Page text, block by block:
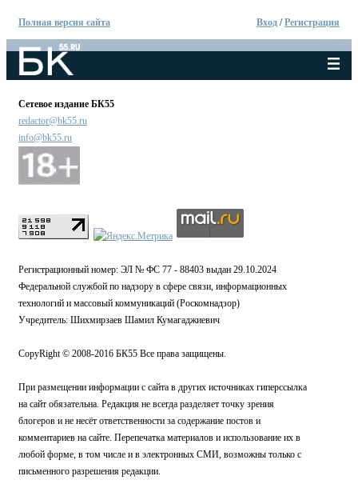
Полная версия сайта Вход /Регистрация
Сетевое издание БК55
redactor@bk55.ru
info@bk55.ru
Регистрационный номер: ЭЛ № ФС 77 - 88403 выдан 29.10.2024
Федеральной службой по надзору в сфере связи, информационных
технологий и массовый коммуникаций (Роскомнадзор)
Учредитель: Шихмирзаев Шамил Кумагаджиевич
CopyRight © 2008-2016 БК55 Все права защищены.
При размещении информации с сайта в других источниках гиперссылка
на сайт обязательна. Редакция не всегда разделяет точку зрения
блогеров и не несёт ответственности за содержание постов и
комментариев на сайте. Перепечатка материалов и использование их в
любой форме, в том числе и в электронных СМИ, возможны только с
письменного разрешения редакции.